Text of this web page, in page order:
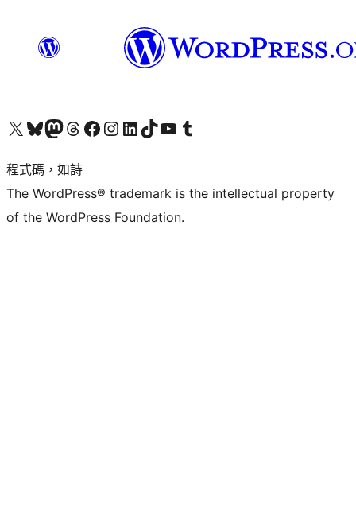
查看我們的 X (之前的 Twitter) 帳號造訪我們的 Bluesky 帳號造訪我們的 Mastodon 帳號造訪我們的 Threads 帳號 造訪我們的 Facebook 粉絲專頁Visit our Instagram account
Visit our LinkedIn account
造訪我們的 TikTok 帳號Visit our YouTube channel
造訪我們的 Tumblr 帳號
程式碼，如詩
The WordPress® trademark is the intellectual property
of the WordPress Foundation.